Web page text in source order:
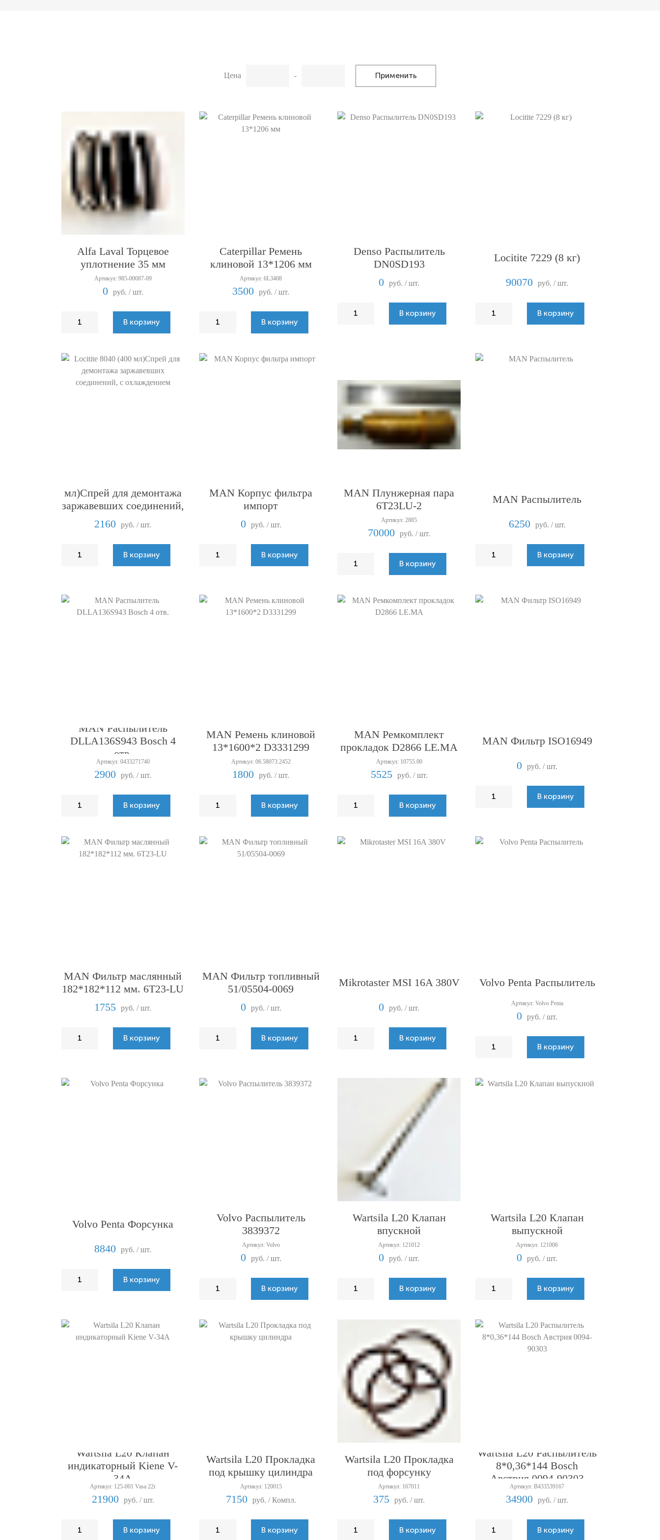
Цена - Применить
Alfa Laval Торцевое
уплотнение 35 мм
Артикул: 985-00087-09
0 руб. / шт.
В корзину
Caterpillar Ремень
клиновой 13*1206 мм
Артикул: 6L3408
3500 руб. / шт.
В корзину
Denso Распылитель
DN0SD193
0 руб. / шт.
В корзину
Locitite 7229 (8 кг)
90070 руб. / шт.
В корзину
мл)Спрей для демонтажа
заржавевших соединений,
с охлаждением
2160 руб. / шт.
В корзину
MAN Корпус фильтра
импорт
0 руб. / шт.
В корзину
MAN Плунжерная пара
6T23LU-2
Артикул: 2885
70000 руб. / шт.
В корзину
MAN Распылитель
6250 руб. / шт.
В корзину
MAN Распылитель
DLLA136S943 Bosch 4
отв.
Артикул: 0433271740
2900 руб. / шт.
В корзину
MAN Ремень клиновой
13*1600*2 D3331299
Артикул: 06.58073.2452
1800 руб. / шт.
В корзину
MAN Ремкомплект
прокладок D2866 LE.MA
Артикул: 10755.00
5525 руб. / шт.
В корзину
MAN Фильтр ISO16949
0 руб. / шт.
В корзину
MAN Фильтр маслянный
182*182*112 мм. 6T23-LU
1755
руб. / шт.
В корзину
MAN Фильтр топливный
51/05504-0069
0 руб. / шт.
В корзину
Mikrotaster MSI 16A 380V
0 руб. / шт.
В корзину
Volvo Penta Распылитель
Артикул: Volvo Penta
0 руб. / шт.
В корзину
Volvo Penta Форсунка
8840 руб. / шт.
В корзину
Volvo Распылитель
3839372
Артикул: Volvo
0 руб. / шт.
В корзину
Wartsila L20 Клапан
впускной
Артикул: 121012
0 руб. / шт.
В корзину
Wartsila L20 Клапан
выпускной
Артикул: 121006
0 руб. / шт.
В корзину
Wartsila L20 Клапан
индикаторный Kiene V-
34A
Артикул: 125-001 Vasa 22r
21900 руб. / шт.
В корзину
Wartsila L20 Прокладка
под крышку цилиндра
Артикул: 120015
7150 руб. / Компл.
В корзину
Wartsila L20 Прокладка
под форсунку
Артикул: 167011
375 руб. / шт.
В корзину
Wartsila L20 Распылитель
8*0,36*144 Bosch
Австрия 0094-90303
Артикул: B433539167
34900 руб. / шт.
В корзину